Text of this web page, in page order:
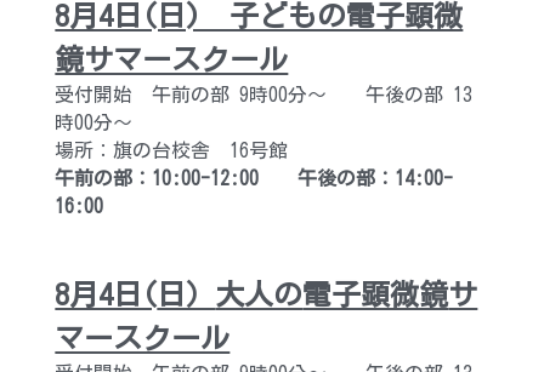
8月4日(日)　子どもの電子顕微
鏡サマースクール
受付開始　午前の部 9時00分～　　午後の部 13
時00分～
場所：旗の台校舎　16号館
午前の部：10:00-12:00　　午後の部：14:00-
16:00
8月4日( 日） 大人の電子顕微鏡サ
マースクール